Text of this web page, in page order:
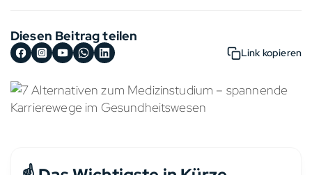
Diesen Beitrag teilen
Link kopieren